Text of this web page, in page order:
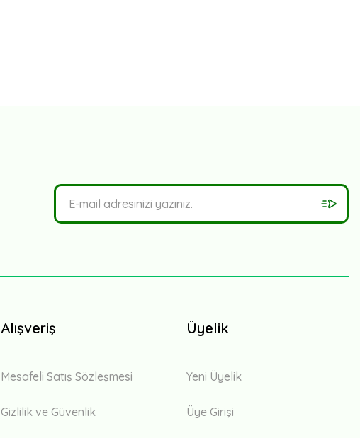
Alışveriş
Mesafeli Satış Sözleşmesi
Gizlilik ve Güvenlik
Üyelik
Yeni Üyelik
Üye Girişi